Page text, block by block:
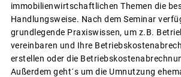
immobilienwirtschaftlichen Themen die
Handlungsweise. Nach dem Seminar
grundlegende Praxiswissen, um z.B.
vereinbaren und Ihre
erstellen oder die
Außerdem geht´s um die Umnutzung